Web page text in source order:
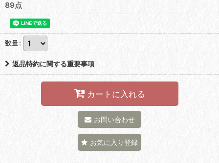
89点
数量:
返品特約に関する重要事項
カートに入れる
お問い合わせ
お気に入り登録